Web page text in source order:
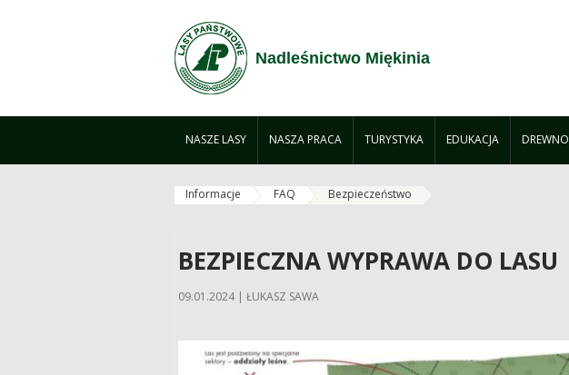
Nadleśnictwo Miękinia
NASZE LASY NASZA PRACA TURYSTYKA EDUKACJA DREWNO
Informacje FAQ Bezpieczeństwo
BEZPIECZNA WYPRAWA DO LASU
09.01.2024 | ŁUKASZ SAWA